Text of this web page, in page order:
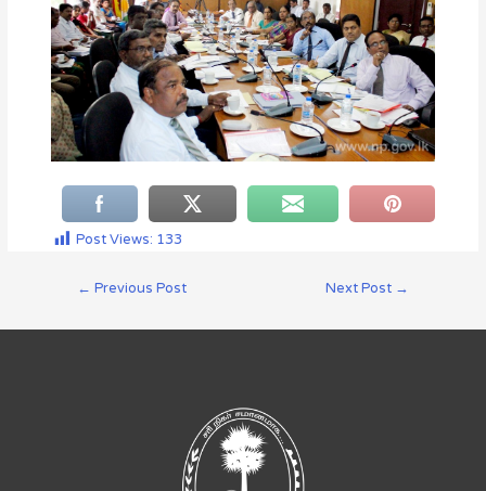
Post Views: 133
← Previous Post Next Post →